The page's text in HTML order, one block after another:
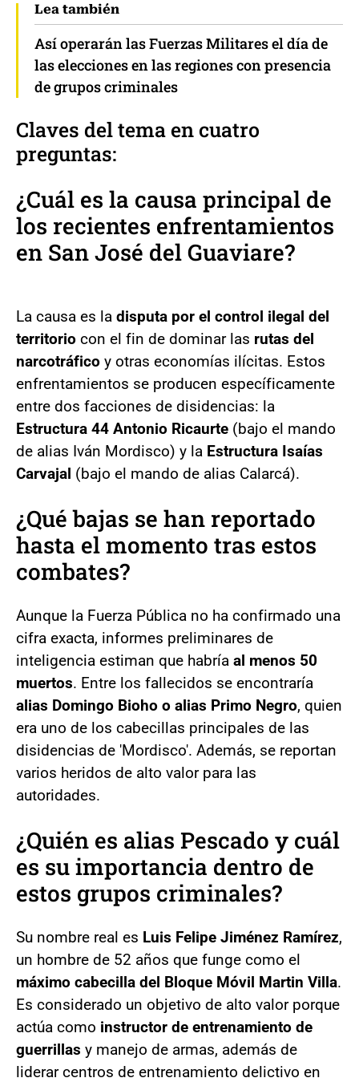
Lea también
Así operarán las Fuerzas Militares el día de
las elecciones en las regiones con presencia
de grupos criminales
Claves del tema en cuatro
preguntas:
¿Cuál es la causa principal de
los recientes enfrentamientos
en San José del Guaviare?
La causa es la disputa por el control ilegal del
territorio con el fin de dominar las rutas del
narcotráfico y otras economías ilícitas. Estos
enfrentamientos se producen específicamente
entre dos facciones de disidencias: la
Estructura 44 Antonio Ricaurte (bajo el mando
de alias Iván Mordisco) y la Estructura Isaías
Carvajal (bajo el mando de alias Calarcá).
¿Qué bajas se han reportado
hasta el momento tras estos
combates?
Aunque la Fuerza Pública no ha confirmado una
cifra exacta, informes preliminares de
inteligencia estiman que habría al menos 50
muertos. Entre los fallecidos se encontraría
alias Domingo Bioho o alias Primo Negro, quien
era uno de los cabecillas principales de las
disidencias de 'Mordisco'. Además, se reportan
varios heridos de alto valor para las
autoridades.
¿Quién es alias Pescado y cuál
es su importancia dentro de
estos grupos criminales?
Su nombre real es Luis Felipe Jiménez Ramírez,
un hombre de 52 años que funge como el
máximo cabecilla del Bloque Móvil Martin Villa.
Es considerado un objetivo de alto valor porque
actúa como instructor de entrenamiento de
guerrillas y manejo de armas, además de
liderar centros de entrenamiento delictivo en